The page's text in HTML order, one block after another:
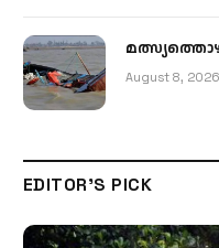
August 8, 2026
EDITOR'S PICK